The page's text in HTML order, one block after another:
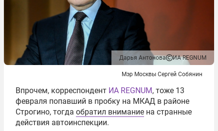
Дарья Антонова ИА REGNUM
Мэр Москвы Сергей Собянин
Впрочем, корреспондент ИА REGNUM, тоже 13
февраля попавший в пробку на МКАД в районе
Строгино, тогда обратил внимание на странные
действия автоинспекции.